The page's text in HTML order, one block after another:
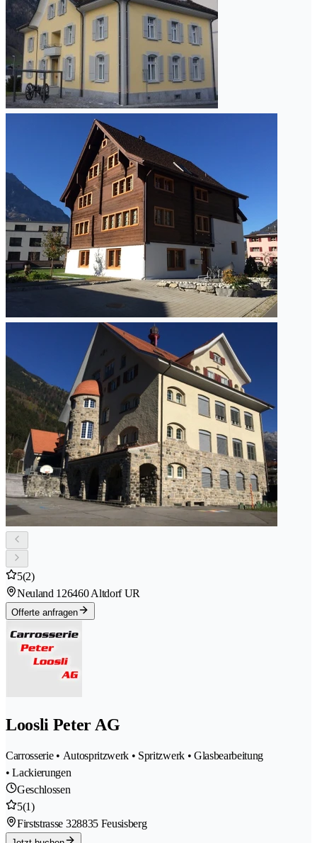
5(2)
Neuland 126460 Altdorf UR
Offerte anfragen
Loosli Peter AG
Carrosserie • Autospritzwerk • Spritzwerk • Glasbearbeitung
• Lackierungen
Geschlossen
5(1)
Firststrasse 328835 Feusisberg